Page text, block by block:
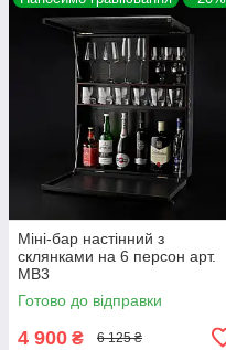
Міні-бар настінний з
склянками на 6 персон арт.
MB3
Готово до відправки
4 900 ₴ 6 125 ₴